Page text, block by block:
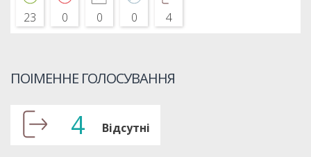
23 0 0 0 4
ПОІМЕННЕ ГОЛОСУВАННЯ
4 Відсутні